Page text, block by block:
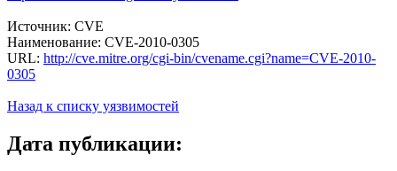
Источник: CVE
Наименование: CVE-2010-0305
URL: http://cve.mitre.org/cgi-bin/cvename.cgi?name=CVE-2010-
0305
Назад к списку уязвимостей
Дата публикации: